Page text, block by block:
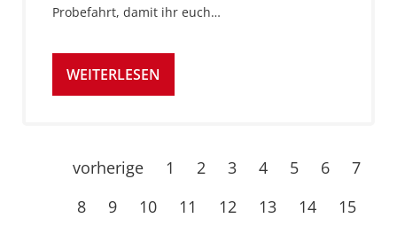
Probefahrt, damit ihr euch…
WEITERLESEN
vorherige 1 2 3 4 5 6
7
8
9 10 11 12 13 14
15